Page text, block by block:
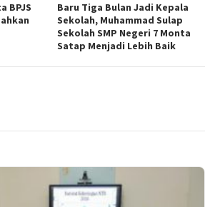
BPJS
Baru Tiga Bulan Jadi Kepala
Sekolah, Muhammad Sulap
Sekolah SMP Negeri 7 Monta
Satap Menjadi Lebih Baik